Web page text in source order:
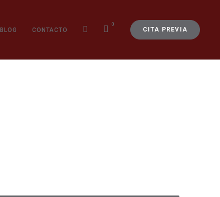
CITA PREVIA
BLOG CONTACTO
0